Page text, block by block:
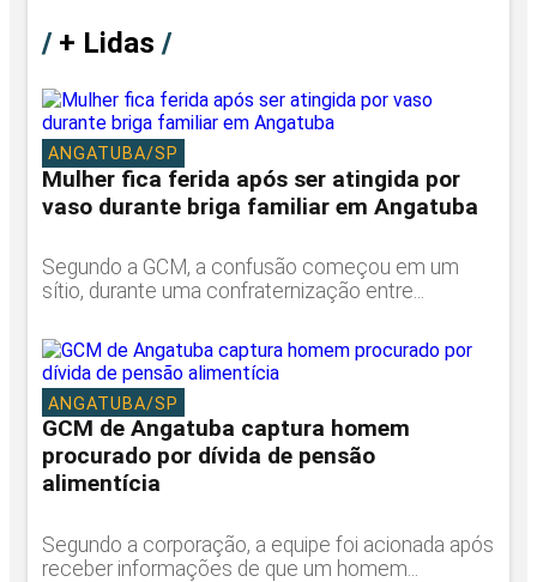
/+ Lidas /
ANGATUBA/SP
Mulher fica ferida após ser atingida por
vaso durante briga familiar em Angatuba
Segundo a GCM, a confusão começou em um
sítio, durante uma confraternização entre...
ANGATUBA/SP
GCM de Angatuba captura homem
procurado por dívida de pensão
alimentícia
Segundo a corporação, a equipe foi acionada após
receber informações de que um homem...